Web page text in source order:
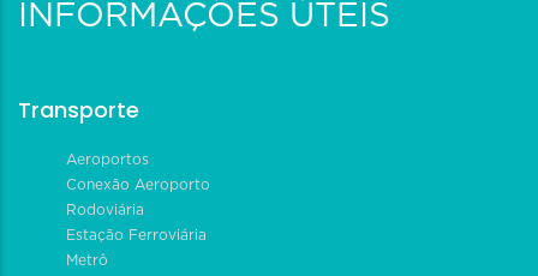
INFORMAÇÕES ÚTEIS
Transporte
Aeroportos
Conexão Aeroporto
Rodoviária
Estação Ferroviária
Metrô